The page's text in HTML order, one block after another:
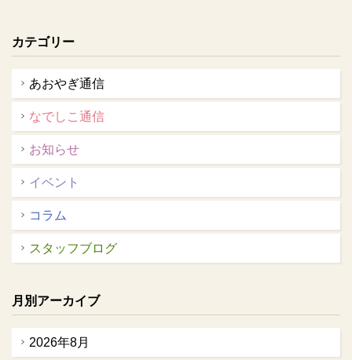
カテゴリー
あおやぎ通信
なでしこ通信
お知らせ
イベント
コラム
スタッフブログ
月別アーカイブ
2026年8月